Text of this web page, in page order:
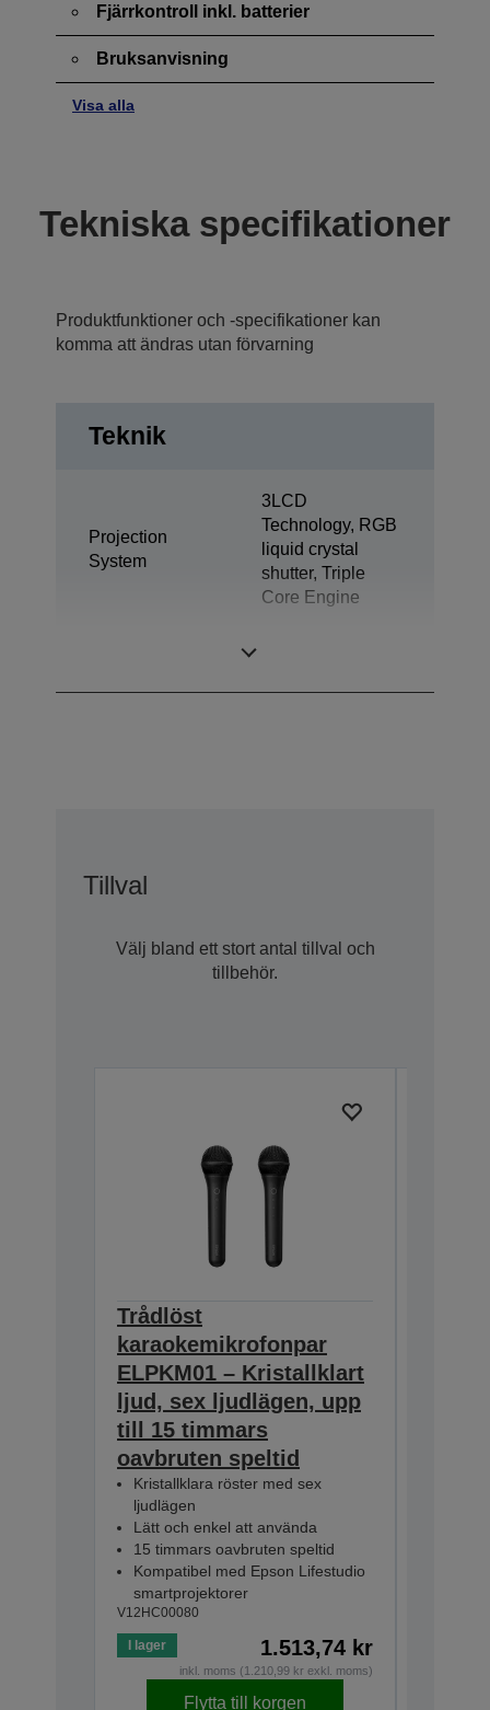
Fjärrkontroll inkl. batterier
Bruksanvisning
Visa alla
Tekniska specifikationer
Produktfunktioner och -specifikationer kan
komma att ändras utan förvarning
Teknik
Projection
System
3LCD
Technology, RGB
liquid crystal
shutter, Triple
Core Engine
Tillval
Välj bland ett stort antal tillval och
tillbehör.
Trådlöst
karaokemikrofonpar
ELPKM01 – Kristallklart
ljud, sex ljudlägen, upp
till 15 timmars
oavbruten speltid
Kristallklara röster med sex
ljudlägen
Lätt och enkel att använda
15 timmars oavbruten speltid
Kompatibel med Epson Lifestudio
smartprojektorer
V12HC00080
I lager 1.513,74 kr
inkl. moms (1.210,99 kr exkl. moms)
Flytta till korgen